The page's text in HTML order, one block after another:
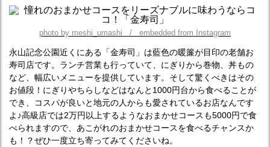
photo by meshi_umashi / embedded from Instagram
永山記念公園近くにある「金寿司」は藍色の暖簾が目印の老舗お
寿司店です。ランチ営業も行っていて、にぎりから巻物、丼もの
など、幅広いメニューを提供しています。そして驚くべきはその
お値段！にぎりやちらしなどはなんと1000円台から食べることが
でき、コスパが良いと地元の人からも愛されているお店なんです
よ♪高級店では2万円以上するようなおまかせコースも5000円で食
べられますので、あこがれのおまかせコースを食べるチャンスか
も！？ぜひ一度立ち寄ってみてくださいね。